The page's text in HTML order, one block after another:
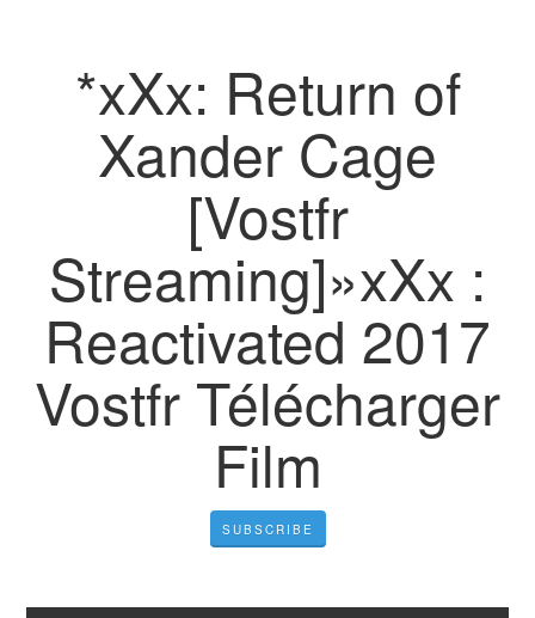
*xXx: Return of
Xander Cage
[Vostfr
Streaming]»xXx :
Reactivated 2017
Vostfr Télécharger
Film
SUBSCRIBE